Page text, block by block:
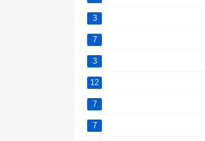
3
7
3
12
7
7